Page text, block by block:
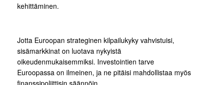
kehittäminen.
Jotta Euroopan strateginen kilpailukyky vahvistuisi,
sisämarkkinat on luotava nykyistä
oikeudenmukaisemmiksi. Investointien tarve
Euroopassa on ilmeinen, ja ne pitäisi mahdollistaa myös
finanssipoliittisin säännöin.